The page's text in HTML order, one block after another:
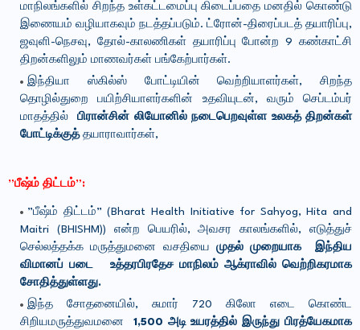
மாநிலங்களில் சிறந்த உள்கட்டமைப்பு கிடைப்பதை மனதில் கொண்டு
இணையம் வழியாகவும் நடத்தப்படும். ட்ரோன்-திரைப்படத் தயாரிப்பு,
ஜவுளி-நெசவு, தோல்-காலணிகள் தயாரிப்பு போன்ற 9 கண்காட்சி
திறன்களிலும் மாணவர்கள் பங்கேற்பார்கள்.
இந்தியா ஸ்கில்ஸ் போட்டியின் வெற்றியாளர்கள், சிறந்த
தொழில்துறை பயிற்சியாளர்களின் உதவியுடன், வரும் செப்டம்பர்
மாதத்தில் பிரான்சின் லியோனில் நடைபெறவுள்ள உலகத் திறன்கள்
போட்டிக்குத்தயாராவார்கள்,
”பீஷ்ம் திட்டம்”:
”பீஷ்ம் திட்டம்” (Bharat Health Initiative for Sahyog, Hita and
Maitri (BHISHM)) என்ற பெயரில், அவசர காலங்களில், எடுத்துச்
செல்லத்தக்க மருத்துமனை வசதியை முதல் முறையாக இந்திய
விமானப் படை உத்தரபிரதேச மாநிலம் ஆக்ராவில் வெற்றிகரமாக
சோதித்துள்ளது.
இந்த சோதனையில், சுமார் 720 கிலோ எடை கொண்ட
சிறியமருத்துவமனை 1,500 அடி உயரத்தில் இருந்து பிரத்யேகமாக